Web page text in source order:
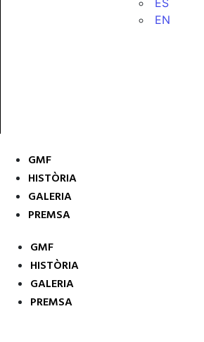
EN
GMF
HISTÒRIA
GALERIA
PREMSA
GMF
HISTÒRIA
GALERIA
PREMSA